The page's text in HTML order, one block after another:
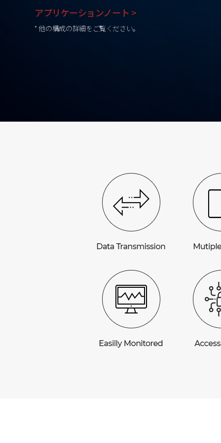
アプリケーションノート >
* 他の構成の詳細をご覧ください。